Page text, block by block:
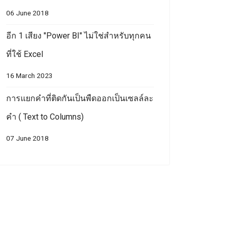
selection after enter
06 June 2018
อีก 1 เสียง "Power BI" ไม่ใช่สำหรับทุกคน
ที่ใช้ Excel
16 March 2023
การแยกคำที่ติดกันเป็นพืดออกเป็นเซลล์ละ
คำ ( Text to Columns)
07 June 2018